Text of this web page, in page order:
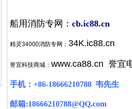
船用消防专网： cb.ic88.cn
精灵34000消防专网： 34K.ic88.cn
誉宜科技商城： www.ca88.cn 誉宜
手机： +86-18666210788 韦先生
邮箱:18666210788@QQ.com